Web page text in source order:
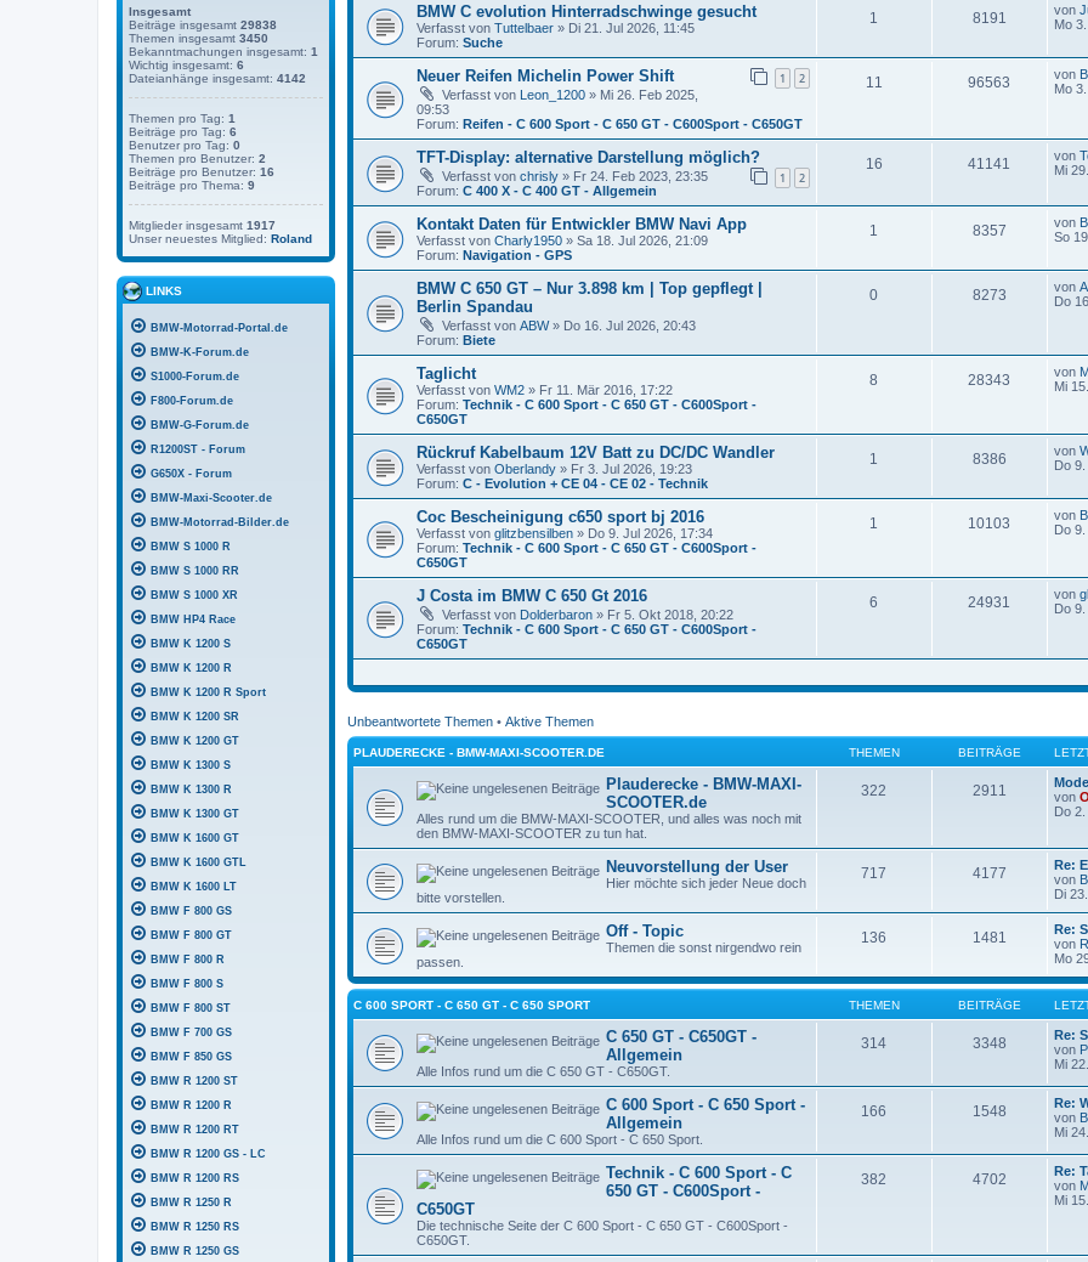
BMW C evolution Hinterradschwinge gesucht
Verfasst von Tuttelbaer » Di 21. Jul 2026, 11:45
Forum: Suche
1 8191 von
Mo
Neuer Reifen Michelin Power Shift 1 2
Verfasst von Leon_1200 » Mi 26. Feb 2025,
09:53
Forum: Reifen - C 600 Sport - C 650 GT - C600Sport - C650GT
11 96563 von
Mo
TFT-Display: alternative Darstellung möglich?
1 2
Verfasst von chrisly » Fr 24. Feb 2023, 23:35
Forum: C 400 X - C 400 GT - Allgemein
16 41141 von
Mi
Kontakt Daten für Entwickler BMW Navi App
Verfasst von Charly1950 » Sa 18. Jul 2026, 21:09
Forum: Navigation - GPS
1 8357 von
So
BMW C 650 GT – Nur 3.898 km | Top gepflegt |
Berlin Spandau
Verfasst von ABW» Do 16. Jul 2026, 20:43
Forum: Biete
0 8273 von
Do
Taglicht
Verfasst von WM2 » Fr 11. Mär 2016, 17:22
Forum: Technik - C 600 Sport - C 650 GT - C600Sport -
C650GT
8 28343 von
Mi
Rückruf Kabelbaum 12V Batt zu DC/DC Wandler
Verfasst von Oberlandy » Fr 3. Jul 2026, 19:23
Forum: C - Evolution + CE 04 - CE 02 - Technik
1 8386 von
Do
Coc Bescheinigung c650 sport bj 2016
Verfasst von glitzbensilben » Do 9. Jul 2026, 17:34
Forum: Technik - C 600 Sport - C 650 GT - C600Sport -
C650GT
1 10103 von
Do
J Costa im BMW C 650 Gt 2016
Verfasst von Dolderbaron » Fr 5. Okt 2018, 20:22
Forum: Technik - C 600 Sport - C 650 GT - C600Sport -
C650GT
6 24931 von
Do
Unbeantwortete Themen • Aktive Themen
PLAUDERECKE - BMW-MAXI-SCOOTER.DE THEMEN BEITRÄGE
Plauderecke - BMW-MAXI-
SCOOTER.de
Alles rund um die BMW-MAXI-SCOOTER, und alles was noch mit
den BMW-MAXI-SCOOTER zu tun hat.
322 2911
von
Do
Neuvorstellung der User
Hier möchte sich jeder Neue doch
bitte vorstellen.
717 4177
Re:
von
Di
Off - Topic
Themen die sonst nirgendwo rein
passen.
136 1481
Re:
von
Mo
C 600 SPORT - C 650 GT - C 650 SPORT THEMEN BEITRÄGE
C 650 GT - C650GT -
Allgemein
Alle Infos rund um die C 650 GT - C650GT.
314 3348
Re:
von
Mi
C 600 Sport - C 650 Sport -
Allgemein
Alle Infos rund um die C 600 Sport - C 650 Sport.
166 1548
Re:
von
Mi
Technik - C 600 Sport - C
650 GT - C600Sport -
C650GT
Die technische Seite der C 600 Sport - C 650 GT - C600Sport -
C650GT.
382 4702
Re:
von
Mi
Insgesamt
Beiträge insgesamt 29838
Themen insgesamt 3450
Bekanntmachungen insgesamt: 1
Wichtig insgesamt: 6
Dateianhänge insgesamt: 4142
Themen pro Tag: 1
Beiträge pro Tag: 6
Benutzer pro Tag: 0
Themen pro Benutzer: 2
Beiträge pro Benutzer: 16
Beiträge pro Thema: 9
Mitglieder insgesamt 1917
Unser neuestes Mitglied: Roland
LINKS
BMW-Motorrad-Portal.de
BMW-K-Forum.de
S1000-Forum.de
F800-Forum.de
BMW-G-Forum.de
R1200ST - Forum
G650X - Forum
BMW-Maxi-Scooter.de
BMW-Motorrad-Bilder.de
BMW S 1000 R
BMW S 1000 RR
BMW S 1000 XR
BMW HP4 Race
BMW K 1200 S
BMW K 1200 R
BMW K 1200 R Sport
BMW K 1200 SR
BMW K 1200 GT
BMW K 1300 S
BMW K 1300 R
BMW K 1300 GT
BMW K 1600 GT
BMW K 1600 GTL
BMW K 1600 LT
BMW F 800 GS
BMW F 800 GT
BMW F 800 R
BMW F 800 S
BMW F 800 ST
BMW F 700 GS
BMW F 850 GS
BMW R 1200 ST
BMW R 1200 R
BMW R 1200 RT
BMW R 1200 GS - LC
BMW R 1200 RS
BMW R 1250 R
BMW R 1250 RS
BMW R 1250 GS